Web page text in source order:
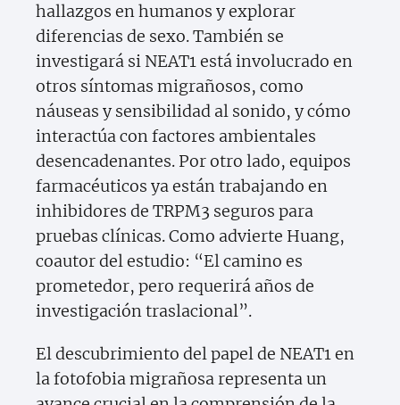
hallazgos en humanos y explorar
diferencias de sexo. También se
investigará si NEAT1 está involucrado en
otros síntomas migrañosos, como
náuseas y sensibilidad al sonido, y cómo
interactúa con factores ambientales
desencadenantes. Por otro lado, equipos
farmacéuticos ya están trabajando en
inhibidores de TRPM3 seguros para
pruebas clínicas. Como advierte Huang,
coautor del estudio: “El camino es
prometedor, pero requerirá años de
investigación traslacional”.
El descubrimiento del papel de NEAT1 en
la fotofobia migrañosa representa un